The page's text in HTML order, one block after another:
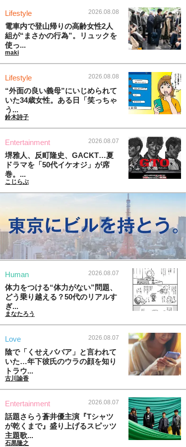
Lifestyle 2026.08.08
電車内で登山帰りの高齢女性2人
組が“まさかの行為”。リュックを
使っ...
maki
Lifestyle 2026.08.08
“外面の良い義母”にいじめられて
いた34歳女性。ある日「笑っちゃ
う...
鈴木詩子
Entertainment 2026.08.07
堺雅人、反町隆史、GACKT…夏
ドラマを「50代イケオジ」が席
巻。...
こじらぶ
Human 2026.08.07
体力をつける“体力がない”問題、
どう乗り越える？50代のリアルす
ぎ...
まなたろう
Love 2026.08.07
陰で「くせえババア」と言われて
いた…年下彼氏のウラの顔を知り
トラウ...
古川諭香
Entertainment 2026.08.07
話題さらう蒼井優主演『Tシャツ
が乾くまで』盛り上げるスピッツ
主題歌...
石黒隆之